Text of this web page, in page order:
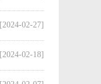
[2024-02-27]
[2024-02-18]